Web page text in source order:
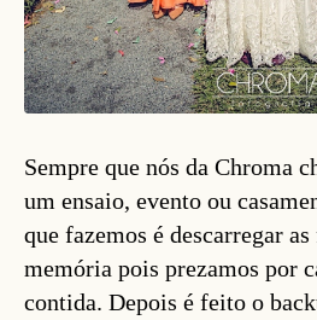
Sempre que nós da Chroma
um ensaio, evento ou
que fazemos é descarregar
memória pois prezamos por
contida. Depois é feito o